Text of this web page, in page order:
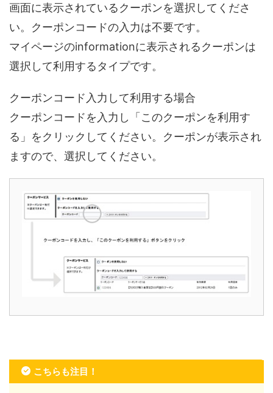
画面に表示されているクーポンを選択してくださ
い。クーポンコードの入力は不要です。
マイページのinformationに表示されるクーポンは
選択して利用するタイプです。
クーポンコード入力して利用する場合
クーポンコードを入力し「このクーポンを利用す
る」をクリックしてください。クーポンが表示され
ますので、選択してください。
こちらも注目！